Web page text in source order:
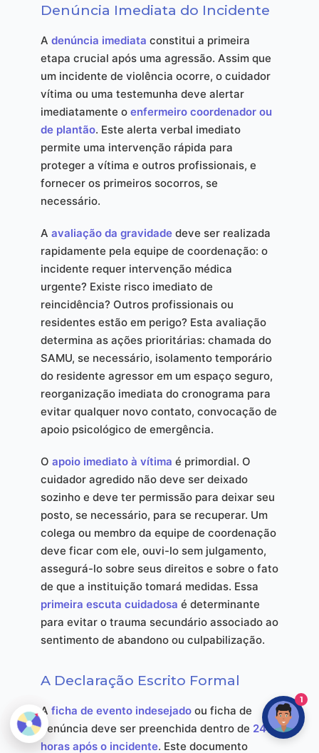
Denúncia Imediata do Incidente
A denúncia imediata constitui a primeira
etapa crucial após uma agressão. Assim que
um incidente de violência ocorre, o cuidador
vítima ou uma testemunha deve alertar
imediatamente o enfermeiro coordenador ou
de plantão. Este alerta verbal imediato
permite uma intervenção rápida para
proteger a vítima e outros profissionais, e
fornecer os primeiros socorros, se
necessário.
A avaliação da gravidadedeve ser realizada
rapidamente pela equipe de coordenação: o
incidente requer intervenção médica
urgente? Existe risco imediato de
reincidência? Outros profissionais ou
residentes estão em perigo? Esta avaliação
determina as ações prioritárias: chamada do
SAMU, se necessário, isolamento temporário
do residente agressor em um espaço seguro,
reorganização imediata do cronograma para
evitar qualquer novo contato, convocação de
apoio psicológico de emergência.
O apoio imediato à vítima é primordial. O
cuidador agredido não deve ser deixado
sozinho e deve ter permissão para deixar seu
posto, se necessário, para se recuperar. Um
colega ou membro da equipe de coordenação
deve ficar com ele, ouvi-lo sem julgamento,
assegurá-lo sobre seus direitos e sobre o fato
de que a instituição tomará medidas. Essa
primeira escuta cuidadosa é determinante
para evitar o trauma secundário associado ao
sentimento de abandono ou culpabilização.
A Declaração Escrito Formal
A ficha de evento indesejadoou ficha de
denúncia deve ser preenchida dentro de 24
horas após o incidente. Este documento
1